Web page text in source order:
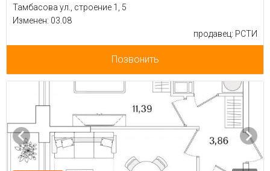
Тамбасова ул., строение 1, 5
Изменен: 03.08
продавец: РСТИ
Позвонить